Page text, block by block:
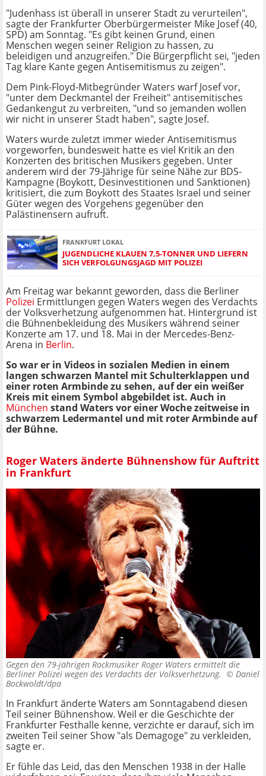
"Judenhass ist überall in unserer Stadt zu verurteilen",
sagte der Frankfurter Oberbürgermeister Mike Josef (40,
SPD) am Sonntag. "Es gibt keinen Grund, einen
Menschen wegen seiner Religion zu hassen, zu
beleidigen und anzugreifen." Die Bürgerpflicht sei, "jeden
Tag klare Kante gegen Antisemitismus zu zeigen".
Dem Pink-Floyd-Mitbegründer Waters warf Josef vor,
"unter dem Deckmantel der Freiheit" antisemitisches
Gedankengut zu verbreiten, "und so jemanden wollen
wir nicht in unserer Stadt haben", sagte Josef.
Waters wurde zuletzt immer wieder Antisemitismus
vorgeworfen, bundesweit hatte es viel Kritik an den
Konzerten des britischen Musikers gegeben. Unter
anderem wird der 79-Jährige für seine Nähe zur BDS-
Kampagne (Boykott, Desinvestitionen und Sanktionen)
kritisiert, die zum Boykott des Staates Israel und seiner
Güter wegen des Vorgehens gegenüber den
Palästinensern aufruft.
FRANKFURT LOKAL
JUGENDLICHE KLAUEN 7,5-TONNER UND LIEFERN
SICH VERFOLGUNGSJAGD MIT POLIZEI
Am Freitag war bekannt geworden, dass die Berliner
Polizei Ermittlungen gegen Waters wegen des Verdachts
der Volksverhetzung aufgenommen hat. Hintergrund ist
die Bühnenbekleidung des Musikers während seiner
Konzerte am 17. und 18. Mai in der Mercedes-Benz-
Arena in Berlin.
So war er in Videos in sozialen Medien in einem
langen schwarzen Mantel mit Schulterklappen und
einer roten Armbinde zu sehen, auf der ein weißer
Kreis mit einem Symbol abgebildet ist. Auch in
München stand Waters vor einer Woche zeitweise in
schwarzem Ledermantel und mit roter Armbinde auf
der Bühne.
Roger Waters änderte Bühnenshow für Auftritt
in Frankfurt
Gegen den 79-jährigen Rockmusiker Roger Waters ermittelt die
Berliner Polizei wegen des Verdachts der Volksverhetzung. © Daniel
Bockwoldt/dpa
In Frankfurt änderte Waters am Sonntagabend diesen
Teil seiner Bühnenshow. Weil er die Geschichte der
Frankfurter Festhalle kenne, verzichte er darauf, sich im
zweiten Teil seiner Show "als Demagoge" zu verkleiden,
sagte er.
Er fühle das Leid, das den Menschen 1938 in der Halle